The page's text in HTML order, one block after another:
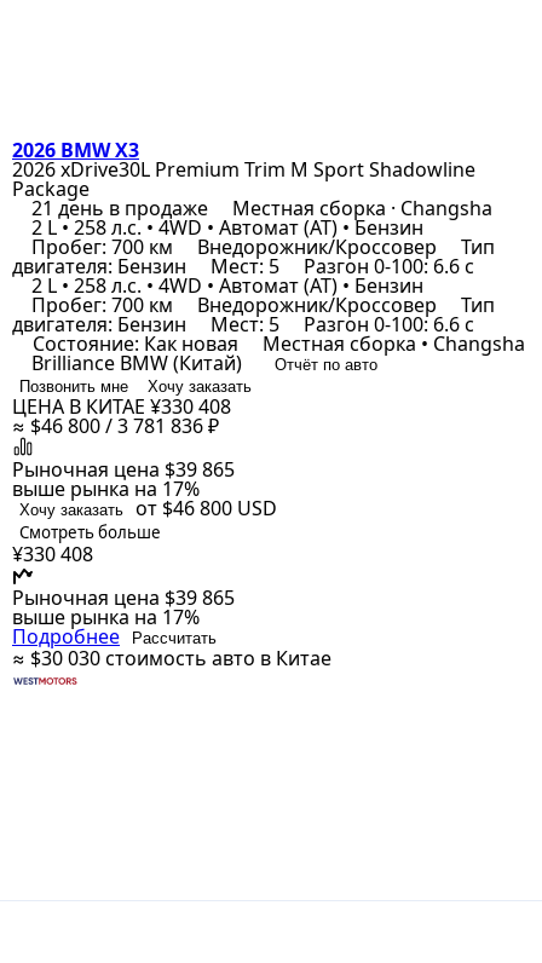
2026 BMW X3
2026 xDrive30L Premium Trim M Sport Shadowline
Package
21 день в продаже Местная сборка · Changsha
2 L • 258 л.с. • 4WD • Автомат (AT) • Бензин
Пробег: 700 км Внедорожник/Кроссовер Тип
двигателя: Бензин Мест: 5 Разгон 0-100: 6.6 с
2 L • 258 л.с. • 4WD • Автомат (AT) • Бензин
Пробег: 700 км Внедорожник/Кроссовер Тип
двигателя: Бензин Мест: 5 Разгон 0-100: 6.6 с
Состояние: Как новая Местная сборка • Changsha
Brilliance BMW (Китай)
Отчёт по авто
Позвонить мне
Хочу заказать
ЦЕНА В КИТАЕ ¥330 408
≈ $46 800 / 3 781 836 ₽
Рыночная цена $39 865
выше рынка на 17%
Хочу заказать от $46 800 USD
Смотреть больше
¥330 408
Рыночная цена $39 865
выше рынка на 17%
Подробнее Рассчитать
≈ $30 030стоимость авто в Китае